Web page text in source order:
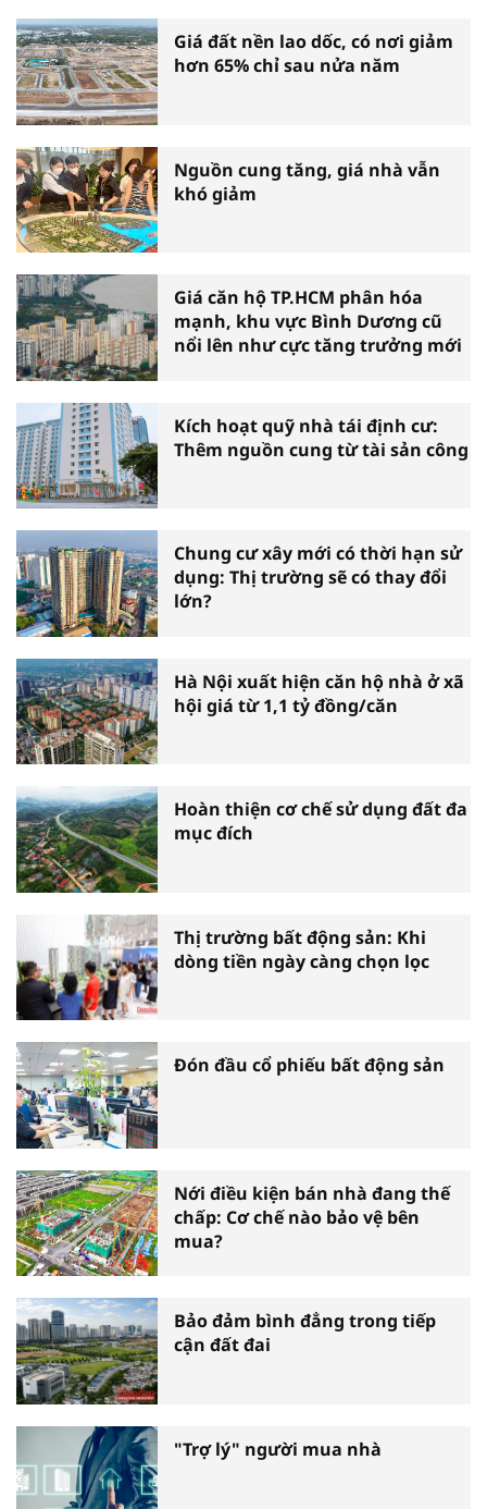
Giá đất nền lao dốc, có nơi giảm
hơn 65% chỉ sau nửa năm
Nguồn cung tăng, giá nhà vẫn
khó giảm
Giá căn hộ TP.HCM phân hóa
mạnh, khu vực Bình Dương cũ
nổi lên như cực tăng trưởng mới
Kích hoạt quỹ nhà tái định cư:
Thêm nguồn cung từ tài sản công
Chung cư xây mới có thời hạn sử
dụng: Thị trường sẽ có thay đổi
lớn?
Hà Nội xuất hiện căn hộ nhà ở xã
hội giá từ 1,1 tỷ đồng/căn
Hoàn thiện cơ chế sử dụng đất đa
mục đích
Thị trường bất động sản: Khi
dòng tiền ngày càng chọn lọc
Đón đầu cổ phiếu bất động sản
Nới điều kiện bán nhà đang thế
chấp: Cơ chế nào bảo vệ bên
mua?
Bảo đảm bình đẳng trong tiếp
cận đất đai
"Trợ lý" người mua nhà